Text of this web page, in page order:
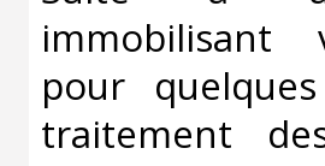
immobilisant
pour
traitement